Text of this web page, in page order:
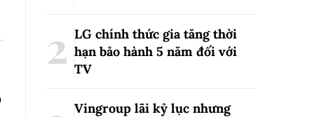
LG chính thức gia tăng thời
hạn bảo hành 5 năm đối với
TV
Vingroup lãi kỷ lục nhưng